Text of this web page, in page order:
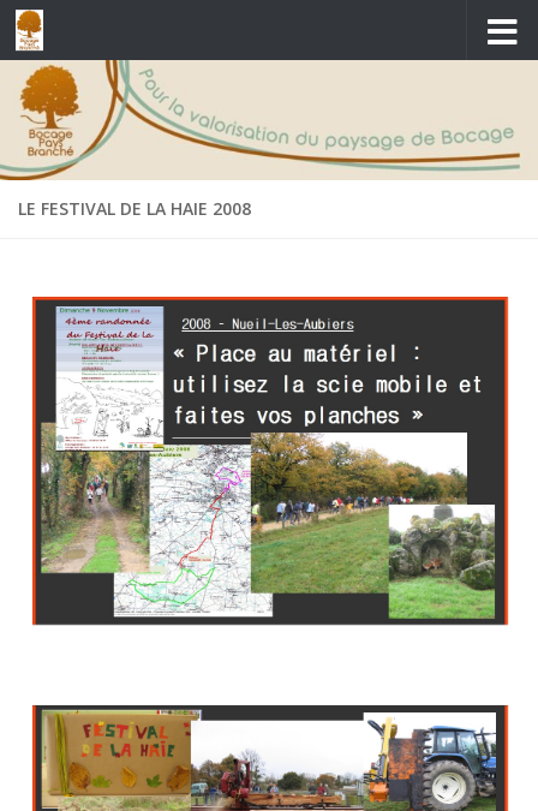
Skip to content
LE FESTIVAL DE LA HAIE 2008